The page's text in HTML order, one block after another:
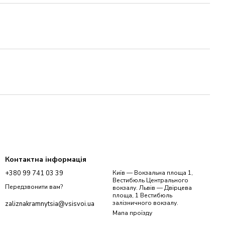
Контактна інформація
+380 99 741 03 39
Передзвонити вам?
zaliznakramnytsia@vsisvoi.ua
Київ — Вокзальна площа 1,
Вестибюль Центрального
вокзалу. Львів — Двірцева
площа, 1 Вестибюль
залізничного вокзалу.
Мапа проїзду